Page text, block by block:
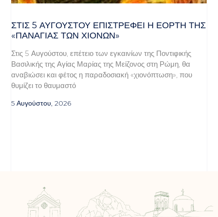
ΣΤΙΣ 5 ΑΥΓΟΎΣΤΟΥ ΕΠΙΣΤΡΈΦΕΙ Η ΕΟΡΤΉ ΤΗΣ
«ΠΑΝΑΓΊΑΣ ΤΩΝ ΧΙΌΝΩΝ»
Στις 5 Αυγούστου, επέτειο των εγκαινίων της Ποντιφικής
Βασιλικής της Αγίας Μαρίας της Μείζονος στη Ρώμη, θα
αναβιώσει και φέτος η παραδοσιακή «χιονόπτωση», που
θυμίζει το θαυμαστό
5 Αυγούστου, 2026